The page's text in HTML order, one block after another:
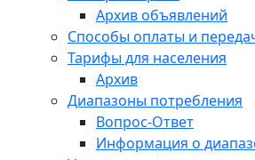
Архив объявлений
Способы оплаты и
Тарифы для населения
Архив
Диапазоны потребления
Вопрос-Ответ
Информация о